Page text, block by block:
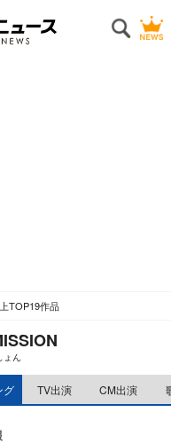
TOP19作品
ょん
グ TV出演 CM出演